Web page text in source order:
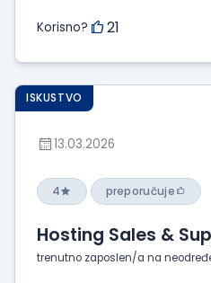
Korisno? 21
ISKUSTVO
13.03.2026
4 preporučuje
Hosting Sales &
trenutno zaposlen/a na